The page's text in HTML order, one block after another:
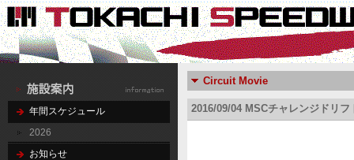
年間スケジュール
2026
お知らせ
Circuit Movie
2016/09/04 MSCチャレンジドリフ